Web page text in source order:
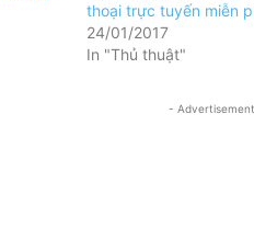
thoại trực tuyến miễn
24/01/2017
In "Thủ thuật"
-